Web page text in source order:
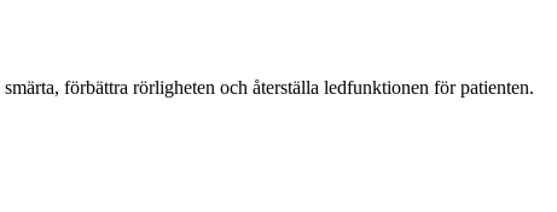
förbättra rörligheten och återställa ledfunktionen för patienten.